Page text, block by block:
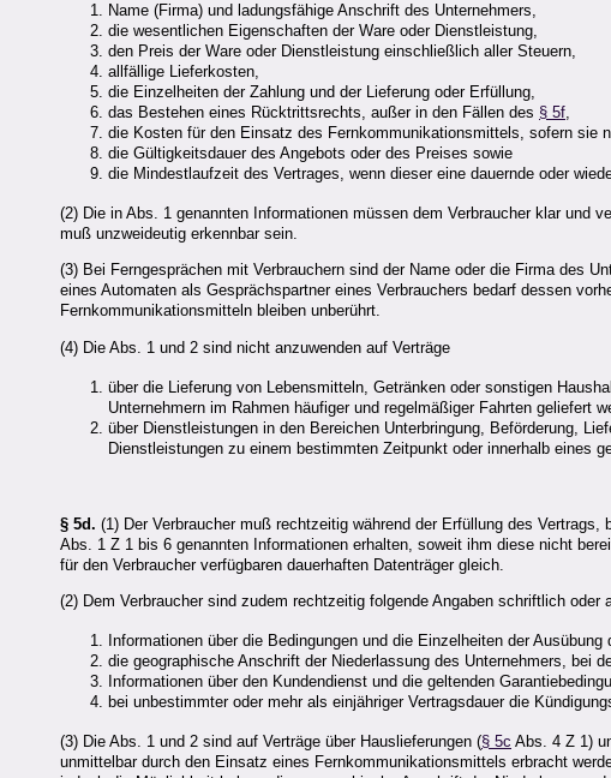
Name (Firma) und ladungsfähige Anschrift des Unternehmers,
die wesentlichen Eigenschaften der Ware oder Dienstleistung,
den Preis der Ware oder Dienstleistung einschließlich aller Steuern,
allfällige Lieferkosten,
die Einzelheiten der Zahlung und der Lieferung oder Erfüllung,
das Bestehen eines Rücktrittsrechts, außer in den Fällen des § 5f,
die Kosten für den Einsatz des Fernkommunikationsmittels, sofern sie
die Gültigkeitsdauer des Angebots oder des Preises sowie
die Mindestlaufzeit des Vertrages, wenn dieser eine dauernde oder
(2) Die in Abs. 1 genannten Informationen müssen dem Verbraucher klar und
muß unzweideutig erkennbar sein.
(3) Bei Ferngesprächen mit Verbrauchern sind der Name oder die Firma des
eines Automaten als Gesprächspartner eines Verbrauchers bedarf dessen
Fernkommunikationsmitteln bleiben unberührt.
(4) Die Abs. 1 und 2 sind nicht anzuwenden auf Verträge
über die Lieferung von Lebensmitteln, Getränken oder sonstigen
Unternehmern im Rahmen häufiger und regelmäßiger Fahrten geliefert
über Dienstleistungen in den Bereichen Unterbringung, Beförderung,
Dienstleistungen zu einem bestimmten Zeitpunkt oder innerhalb eines
§ 5d. (1) Der Verbraucher muß rechtzeitig während der Erfüllung des
Abs. 1 Z 1 bis 6 genannten Informationen erhalten, soweit ihm diese nicht
für den Verbraucher verfügbaren dauerhaften Datenträger gleich.
(2) Dem Verbraucher sind zudem rechtzeitig folgende Angaben schriftlich
Informationen über die Bedingungen und die Einzelheiten der
die geographische Anschrift der Niederlassung des Unternehmers, bei
Informationen über den Kundendienst und die geltenden
bei unbestimmter oder mehr als einjähriger Vertragsdauer die
(3) Die Abs. 1 und 2 sind auf Verträge über Hauslieferungen (§ 5c Abs. 4 Z 1)
unmittelbar durch den Einsatz eines Fernkommunikationsmittels erbracht